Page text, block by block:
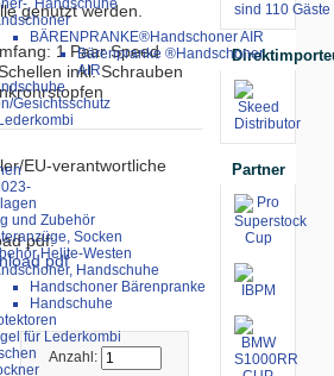
, Handschuhe
BÄRENPRANKE®Handschoner AIR
Bärenpranke ®Handschoner
AIR
Gesichtsschutz
und Zubehör
Socken
Helite-Westen
Handschuhe
Handschoner Bärenpranke
Handschuhe
für Lederkombi
genutzt werden.
1 Paar Speed
inkl. Schrauben
EU-verantwortliche
pdf:
Anzahl:
sind 110
Partner